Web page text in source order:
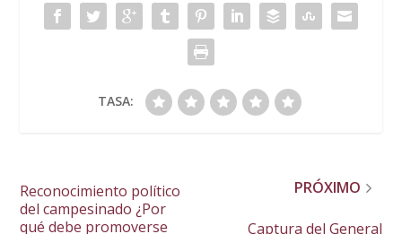
TASA:
Reconocimiento político
del campesinado ¿Por
qué debe promoverse
PRÓXIMO
Captura del General